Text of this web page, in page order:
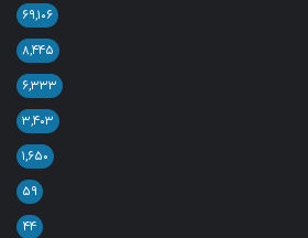
۶۹,۱۰۶
۸,۴۴۵
۶,۳۳۳
۳,۴۰۳
۱,۶۵۰
۵۹
۴۴